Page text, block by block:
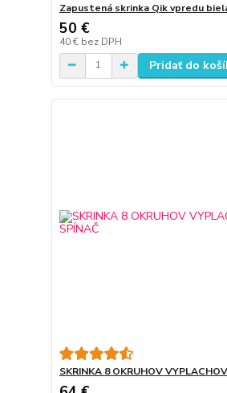
Zapustená skrinka Qik vpredu
50 €
40 € bez DPH
Pridať do
SKRINKA 8 OKRUHOV